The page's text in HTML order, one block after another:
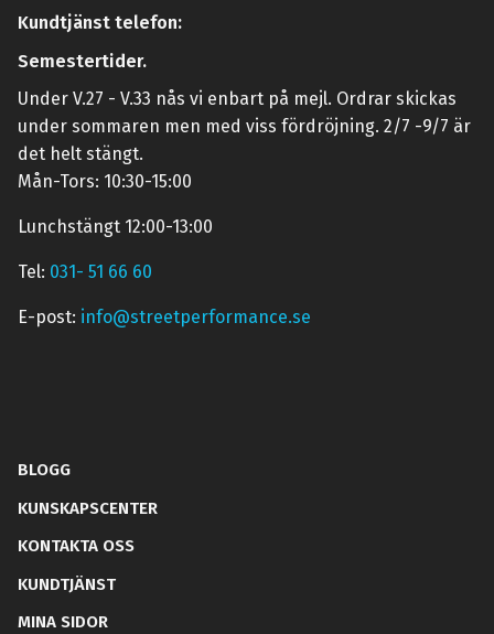
Kundtjänst telefon:
Semestertider.
Under V.27 - V.33 nås vi enbart på mejl. Ordrar skickas
under sommaren men med viss fördröjning. 2/7 -9/7 är
det helt stängt.
Mån-Tors: 10:30-15:00
Lunchstängt 12:00-13:00
Tel: 031- 51 66 60
E-post: info@streetperformance.se
BLOGG
KUNSKAPSCENTER
KONTAKTA OSS
KUNDTJÄNST
MINA SIDOR